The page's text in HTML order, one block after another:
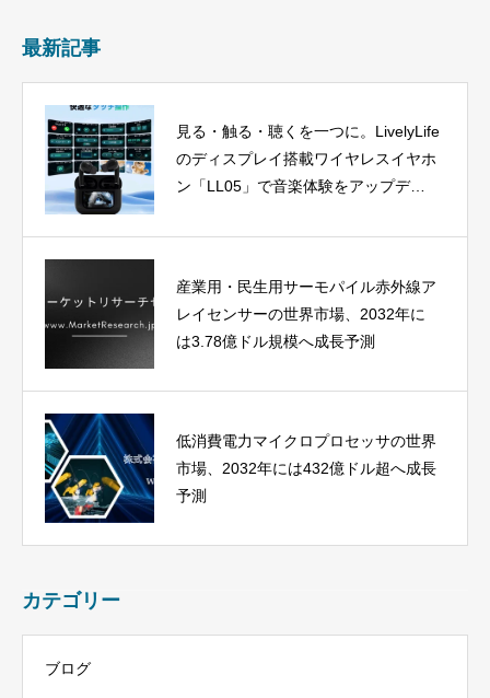
最新記事
見る・触る・聴くを一つに。LivelyLife
のディスプレイ搭載ワイヤレスイヤホ
ン「LL05」で音楽体験をアップデー
産業用・民生用サーモパイル赤外線ア
レイセンサーの世界市場、2032年に
は3.78億ドル規模へ成長予測
低消費電力マイクロプロセッサの世界
市場、2032年には432億ドル超へ成長
予測
カテゴリー
ブログ